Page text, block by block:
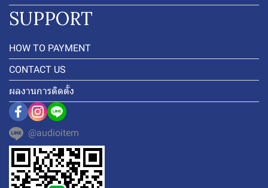
SUPPORT
HOW TO PAYMENT
CONTACT US
ผลงานการติดตั้ง
@audioitem